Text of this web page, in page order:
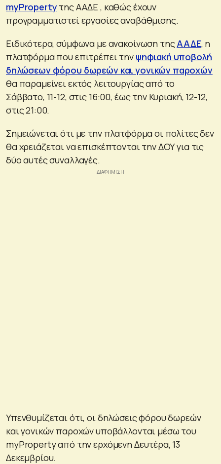
myProperty της ΑΑΔΕ , καθώς έχουν
προγραμματιστεί εργασίες αναβάθμισης.
Ειδικότερα, σύμφωνα με ανακοίνωση τηςΑΑΔΕ, η
πλατφόρμα που επιτρέπει την ψηφιακή υποβολή
δηλώσεων φόρου δωρεών και γονικών παροχών
θα παραμείνει εκτός λειτουργίας από το
Σάββατο, 11-12, στις 16:00, έως την Κυριακή, 12-12,
στις 21:00.
Σημειώνεται ότι με την πλατφόρμα οι πολίτες δεν
θα χρειάζεται να επισκέπτονται την ΔΟΥ για τις
δύο αυτές συναλλαγές.
Υπενθυμίζεται ότι, οι δηλώσεις φόρου δωρεών
και γονικών παροχών υποβάλλονται μέσω του
myProperty από την ερχόμενη Δευτέρα, 13
Δεκεμβρίου.